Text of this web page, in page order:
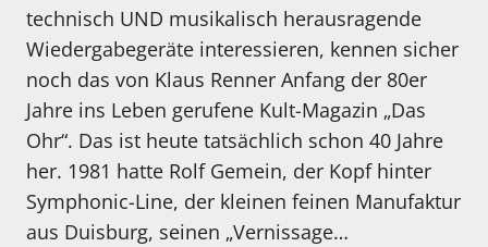
technisch UND musikalisch herausragende
Wiedergabegeräte interessieren, kennen sicher
noch das von Klaus Renner Anfang der 80er
Jahre ins Leben gerufene Kult-Magazin „Das
Ohr“. Das ist heute tatsächlich schon 40 Jahre
her. 1981 hatte Rolf Gemein, der Kopf hinter
Symphonic-Line, der kleinen feinen Manufaktur
aus Duisburg, seinen „Vernissage…